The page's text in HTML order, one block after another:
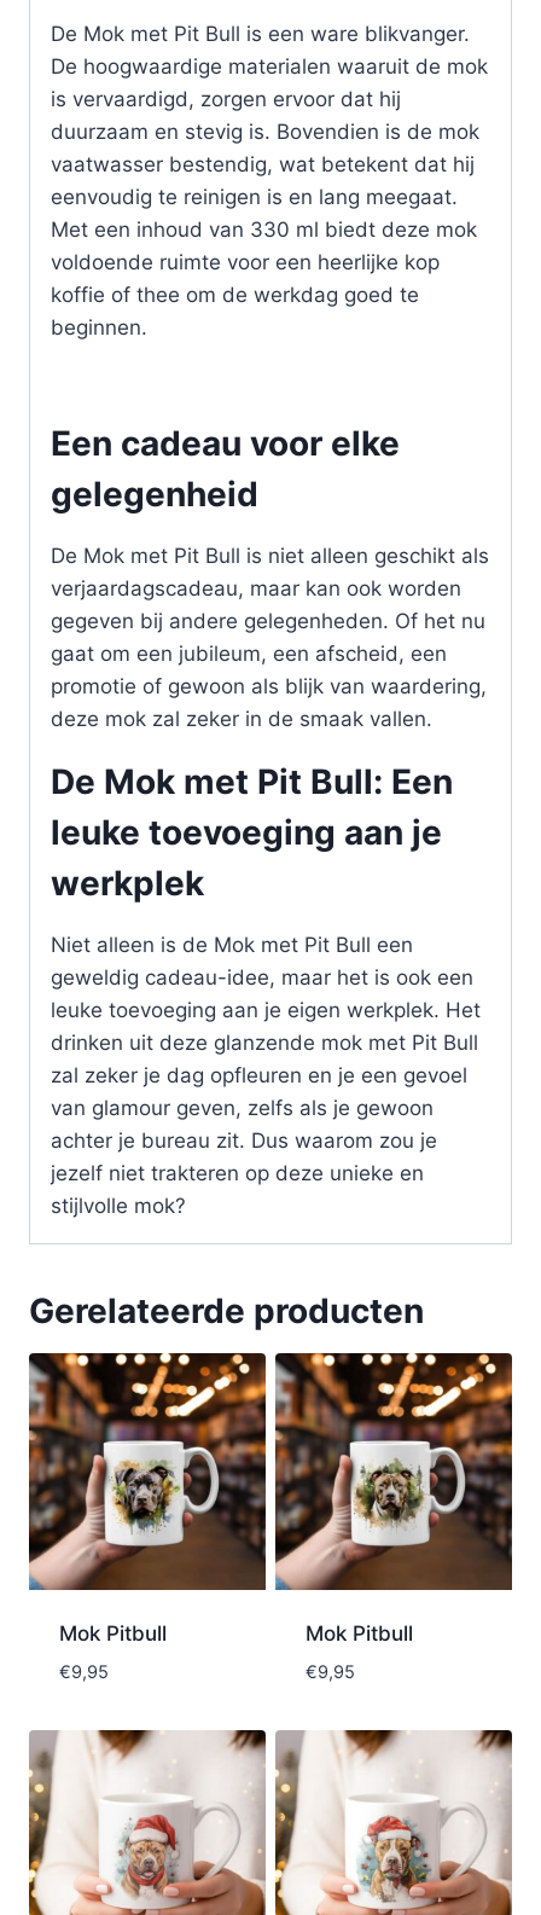
De Mok met Pit Bull is een ware blikvanger.
De hoogwaardige materialen waaruit de mok
is vervaardigd, zorgen ervoor dat hij
duurzaam en stevig is. Bovendien is de mok
vaatwasser bestendig, wat betekent dat hij
eenvoudig te reinigen is en lang meegaat.
Met een inhoud van 330 ml biedt deze mok
voldoende ruimte voor een heerlijke kop
koffie of thee om de werkdag goed te
beginnen.
Een cadeau voor elke
gelegenheid
De Mok met Pit Bull is niet alleen geschikt als
verjaardagscadeau, maar kan ook worden
gegeven bij andere gelegenheden. Of het nu
gaat om een jubileum, een afscheid, een
promotie of gewoon als blijk van waardering,
deze mok zal zeker in de smaak vallen.
De Mok met Pit Bull: Een
leuke toevoeging aan je
werkplek
Niet alleen is de Mok met Pit Bull een
geweldig cadeau-idee, maar het is ook een
leuke toevoeging aan je eigen werkplek. Het
drinken uit deze glanzende mok met Pit Bull
zal zeker je dag opfleuren en je een gevoel
van glamour geven, zelfs als je gewoon
achter je bureau zit. Dus waarom zou je
jezelf niet trakteren op deze unieke en
stijlvolle mok?
Gerelateerde producten
Mok Pitbull
€9,95
Mok Pitbull
€9,95